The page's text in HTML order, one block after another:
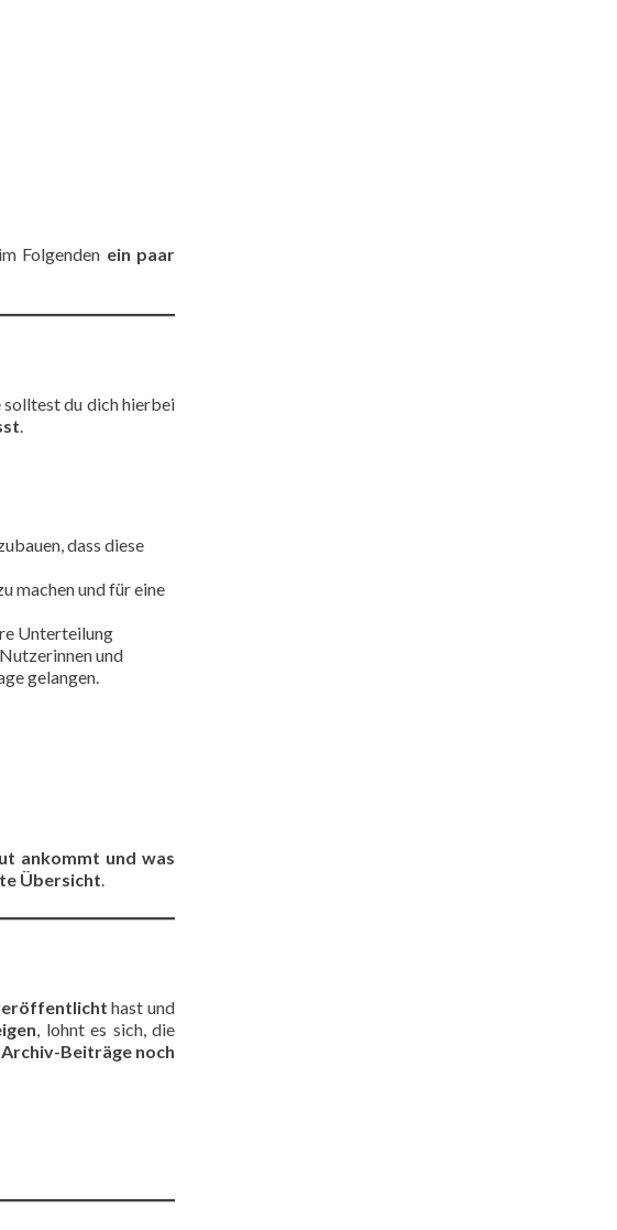
Folgenden ein paar
solltest du dich hierbei
.
dass diese
machen und für eine
Unterteilung
und
gelangen.
ankommt und was
Übersicht.
hast und
, lohnt es sich, die
Beiträge noch